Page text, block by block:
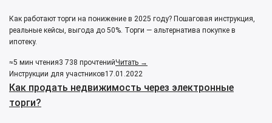
Как работают торги на понижение в 2025 году? Пошаговая инструкция,
реальные кейсы, выгода до 50%. Торги — альтернатива покупке в
ипотеку.
≈5 мин чтения3 738 прочтенийЧитать →
Инструкции для участников17.01.2022
Как продать недвижимость через электронные
торги?